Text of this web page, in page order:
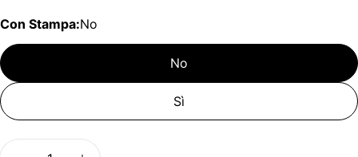
Con Stampa:No
No
Sì